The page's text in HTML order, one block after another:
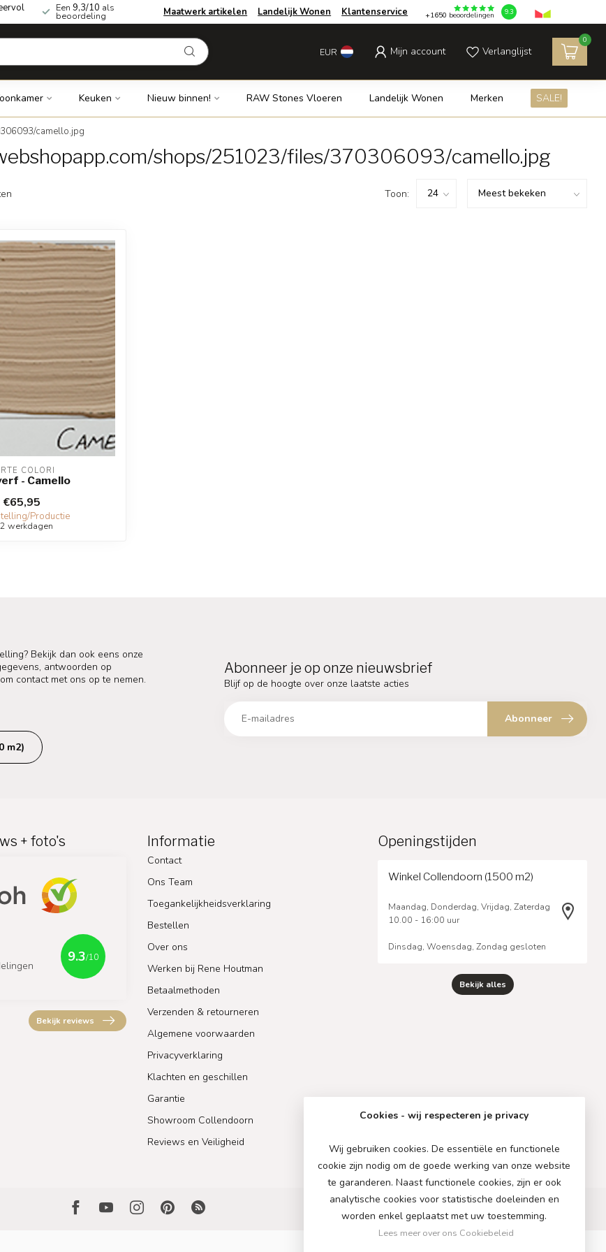
Een 9,3/10 als
beoordeling Maatwerk artikelen Landelijk Wonen Klantenservice +1650 beoordelingen 9.3
EUR Mijn account Verlanglijst
0
Keuken Nieuw binnen! RAW Stones Vloeren Landelijk Wonen Merken SALE!
camello.jpg
shops/251023/files/370306093/camello.jpg
Toon:
COLORI
- Camello
€65,95
Productie
werkdagen
Bekijk dan ook eens onze
antwoorden op
contact met ons op te nemen.
m2)
Abonneer je op onze nieuwsbrief
Blijf op de hoogte over onze laatste acties
Abonneer
+ foto's
9.3/10
Bekijk reviews
Informatie
Contact
Ons Team
Toegankelijkheidsverklaring
Bestellen
Over ons
Werken bij Rene Houtman
Betaalmethoden
Verzenden & retourneren
Algemene voorwaarden
Privacyverklaring
Klachten en geschillen
Garantie
Showroom Collendoorn
Reviews en Veiligheid
Openingstijden
Winkel Collendoorn (1500 m2)
Maandag, Donderdag, Vrijdag, Zaterdag
10.00 - 16:00 uur
Dinsdag, Woensdag, Zondag gesloten
Bekijk alles
Cookies - wij respecteren je privacy
Wij gebruiken cookies. De essentiële en functionele
cookie zijn nodig om de goede werking van onze website
te garanderen. Naast functionele cookies, zijn er ook
analytische cookies voor statistische doeleinden en
worden enkel geplaatst met uw toestemming.
Lees meer over ons Cookiebeleid